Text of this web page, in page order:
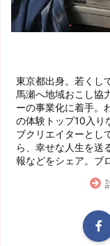
東京都出身。若くし
馬瀬へ地域おこし協
ーの事業化に着手。
の体験トップ10入り
ブクリエイターとし
ら、幸せな人生を送
報などをシェア。ブ